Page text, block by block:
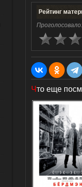
Рейтинг
Что еще